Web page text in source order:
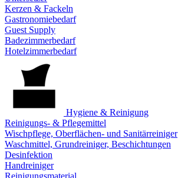
Kerzen & Fackeln
Gastronomiebedarf
Guest Supply
Badezimmerbedarf
Hotelzimmerbedarf
Hygiene & Reinigung
Reinigungs- & Pflegemittel
Wischpflege, Oberflächen- und Sanitärreiniger
Waschmittel, Grundreiniger, Beschichtungen
Desinfektion
Handreiniger